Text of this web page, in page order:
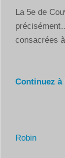
La 5e de
consacrées
Continuez
Robin